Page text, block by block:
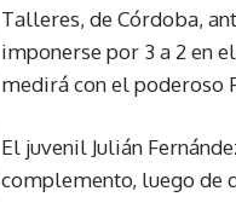
Talleres, de Córdoba,
imponerse por 3 a 2 en
medirá con el poderoso
El juvenil Julián
complemento, luego de